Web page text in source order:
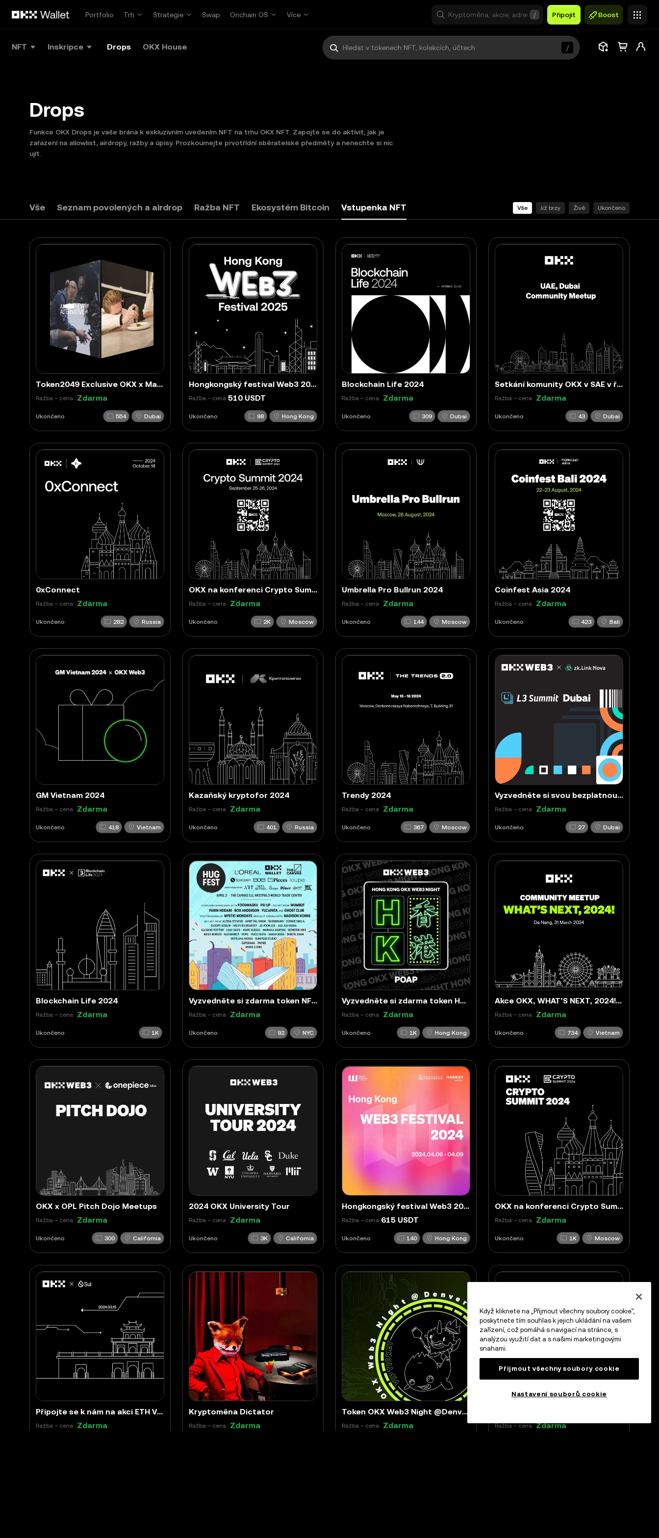
Portfolio
Trh Strategie Swap Onchain OS Více / Připojit Boost
NFT Inskripce Drops OKX House /
Drops
Funkce OKX Drops je vaše brána k exkluzivním uvedením NFT na trhu OKX NFT. Zapojte se do aktivit, jak je
zařazení na allowlist, airdropy, ražby a úpisy. Prozkoumejte prvotřídní sběratelské předměty a nenechte si nic
ujít.
Vše Seznam povolených a airdrop Ražba NFT Ekosystém Bitcoin Vstupenka NFT Vše Již brzy Živě Ukončeno
Token2049 Exclusive OKX x Manchester City - A New Alternative NFT
Ražba – cena Zdarma
Ukončeno 554 Dubai
Hongkongský festival Web3 2025
Ražba – cena 510 USDT
Ukončeno 98 Hong Kong
Blockchain Life 2024
Ražba – cena Zdarma
Ukončeno 309 Dubai
Setkání komunity OKX v SAE v říjnu 2024
Ražba – cena Zdarma
Ukončeno 43 Dubai
0xConnect
Ražba – cena Zdarma
Ukončeno 282 Russia
OKX na konferenci Crypto Summit 2024!
Ražba – cena Zdarma
Ukončeno 2K Moscow
Umbrella Pro Bullrun 2024
Ražba – cena Zdarma
Ukončeno 144 Moscow
Coinfest Asia 2024
Ražba – cena Zdarma
Ukončeno 423 Bali
GM Vietnam 2024
Ražba – cena Zdarma
Ukončeno 418 Vietnam
Kazaňský kryptofor 2024
Ražba – cena Zdarma
Ukončeno 401 Russia
Trendy 2024
Ražba – cena Zdarma
Ukončeno 367 Moscow
Vyzvedněte si svou bezplatnou vstupenku NFT na OKX × zkLink L3 Summit
Ražba – cena Zdarma
Ukončeno 27 Dubai
Blockchain Life 2024
Ražba – cena Zdarma
Ukončeno 1K
Vyzvedněte si zdarma token NFTNYC × OKX × HUGFest POAP NFT
Ražba – cena Zdarma
Ukončeno 92 NYC
Vyzvedněte si zdarma token Hong Kong OKX Web3 Night POAP
Ražba – cena Zdarma
Ukončeno 1K Hong Kong
Akce OKX, WHAT’S NEXT, 2024! – Da Nang Community Meetup
Ražba – cena Zdarma
Ukončeno 734 Vietnam
OKX x OPL Pitch Dojo Meetups
Ražba – cena Zdarma
Ukončeno 300 California
2024 OKX University Tour
Ražba – cena Zdarma
Ukončeno 3K California
Hongkongský festival Web3 2024
Ražba – cena 615 USDT
Ukončeno 140 Hong Kong
OKX na konferenci Crypto Summit 2024!
Ražba – cena Zdarma
Ukončeno 1K Moscow
Připojte se k nám na akci ETH Vietnam: sklízejte dropy
Ražba – cena Zdarma
Kryptoměna Dictator
Ražba – cena Zdarma
Token OKX Web3 Night @Denver, POAP NFT zdarma k vyzvednutí
Ražba – cena Zdarma Ražba – cena Zdarma
Když kliknete na „Přijmout všechny soubory cookie“,
poskytnete tím souhlas k jejich ukládání na vašem
zařízení, což pomáhá s navigací na stránce, s
analýzou využití dat a s našimi marketingovými
snahami.
Přijmout všechny soubory cookie
Nastavení souborů cookie